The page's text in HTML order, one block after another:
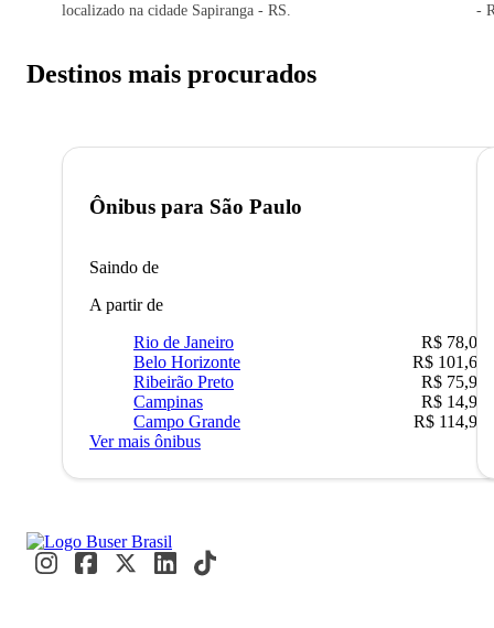
localizado na cidade Sapiranga - RS.
-
Destinos mais procurados
Ônibus para São Paulo
Saindo de
A partir de
Rio de Janeiro
R$ 78,02
Belo Horizonte
R$ 101,67
Ribeirão Preto
R$ 75,90
Campinas
R$ 14,90
Campo Grande
R$ 114,90
Ver mais ônibus